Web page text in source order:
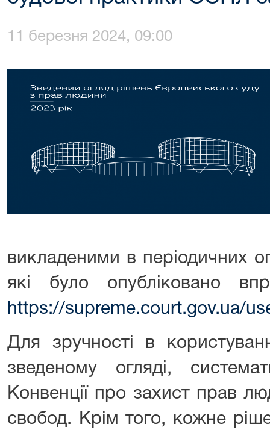
11 березня 2024, 09:00
викладеними в періодичних
які було опубліковано
https://supreme.court.gov.ua/
Для зручності в
зведеному огляді,
Конвенції про захист прав
свобод. Крім того, кожне